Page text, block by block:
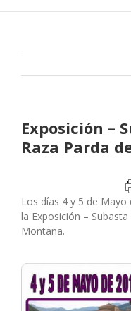
Exposición –
Raza Parda
Los días 4 y 5 de Mayo
la Exposición –
Montaña.